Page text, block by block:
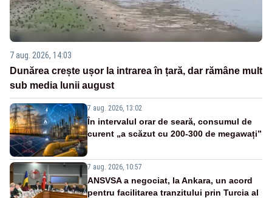
7 aug. 2026, 14:03
Dunărea crește ușor la intrarea în țară, dar rămâne mult
sub media lunii august
7 aug. 2026, 13:02
În intervalul orar de seară, consumul de
curent „a scăzut cu 200-300 de megawați”
7 aug. 2026, 10:57
ANSVSA a negociat, la Ankara, un acord
pentru facilitarea tranzitului prin Turcia al